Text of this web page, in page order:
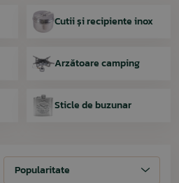
Cutii și recipiente inox
Arzătoare camping
Sticle de buzunar
Popularitate